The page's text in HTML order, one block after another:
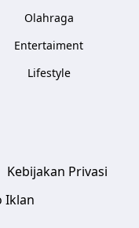
Olahraga
Entertaiment
Lifestyle
Kebijakan Privasi
Iklan